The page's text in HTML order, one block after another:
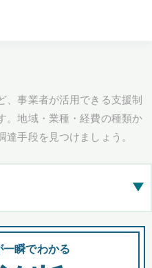
、事業者が活用できる支援制
。地域・業種・経費の種類か
手段を見つけましょう。
▶
瞬でわかる